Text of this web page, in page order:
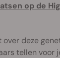
op de
deze
tellen voor